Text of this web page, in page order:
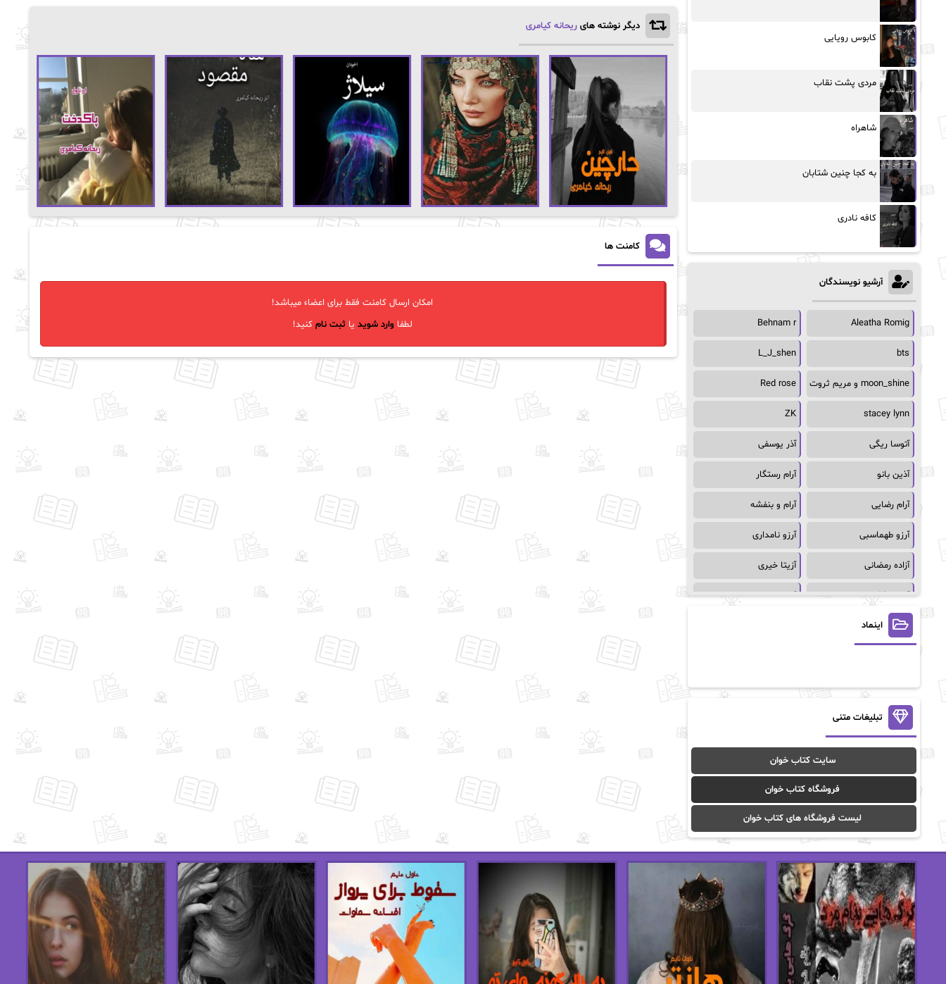
دیگر نوشته های ریحانه کیامری
کامنت ها
امکان ارسال کامنت فقط برای اعضاء میباشد!
لطفاوارد شوید یاثبت نام کنید!
کابوس رویایی
مردی پشت نقاب
شاهراه
به کجا چنین شتابان
کافه نادری
آرشیو نویسندگان
Aleatha Romig
Behnam r
bts
L_J_shen
moon_shine و مریم ثروت Red rose
stacey lynn
ZK
آتوسا ریگی آذر یوسفی
آذین بانو آرام رستگار
آرام رضایی آرام و بنفشه
آرزو طهماسبی آرزو نامداری
آزاده رمضانی آزیتا خیری
آسمان64 آسمان۶۵
آسیه احمدی
آن ماری سلینکو آنا تاد
آنالیا
آوا موسوی آیدا (Aixi)
آیدا باقری آیسان صادقی
ا_اصغر زاده ا_اصغرزاده
اریک مورگنشترن از نیلوفر لاری
استفانی مهیر استل مسکم
اسما کافی اصغر زاده
افسانه سماوات اکرم محمدی
ال جی اسمیت الف صاد
اینماد
تبلیغات متنی
سایت کتاب خوان
فروشگاه کتاب خوان
لیست فروشگاه های کتاب خوان